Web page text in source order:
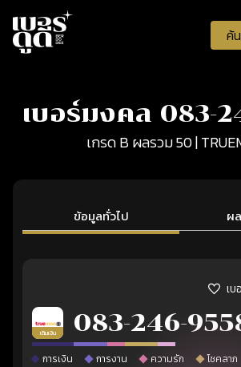
ค้
เบอร์มงคล 083-
เกรด B ผลรวม 50 |
ข้อมูลทั่วไป ผ
เบ
เติมเงิน 083-246-
การเงิน การงาน ความรัก โชคลาภ